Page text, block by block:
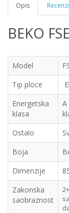
Opis
BEKO
Model
Tip ploce
Energetska
klasa
A
Ostalo
Boja
Dimenzije
Zakonska
saobraznost